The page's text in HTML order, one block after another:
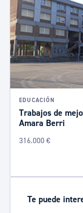
EDUCACIÓN
Trabajos de
Amara Berri
316.000 €
Te puede